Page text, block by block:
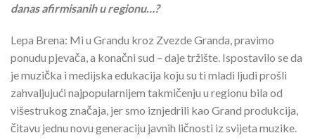
danas afirmisanih u regionu…?
Lepa Brena: Mi u Grandu kroz Zvezde Granda, pravimo
ponudu pjevača, a konačni sud – daje tržište. Ispostavilo se da
je muzička i medijska edukacija koju su ti mladi ljudi prošli
zahvaljujući najpopularnijem takmičenju u regionu bila od
višestrukog značaja, jer smo iznjedrili kao Grand produkcija,
čitavu jednu novu generaciju javnih ličnosti iz svijeta muzike.